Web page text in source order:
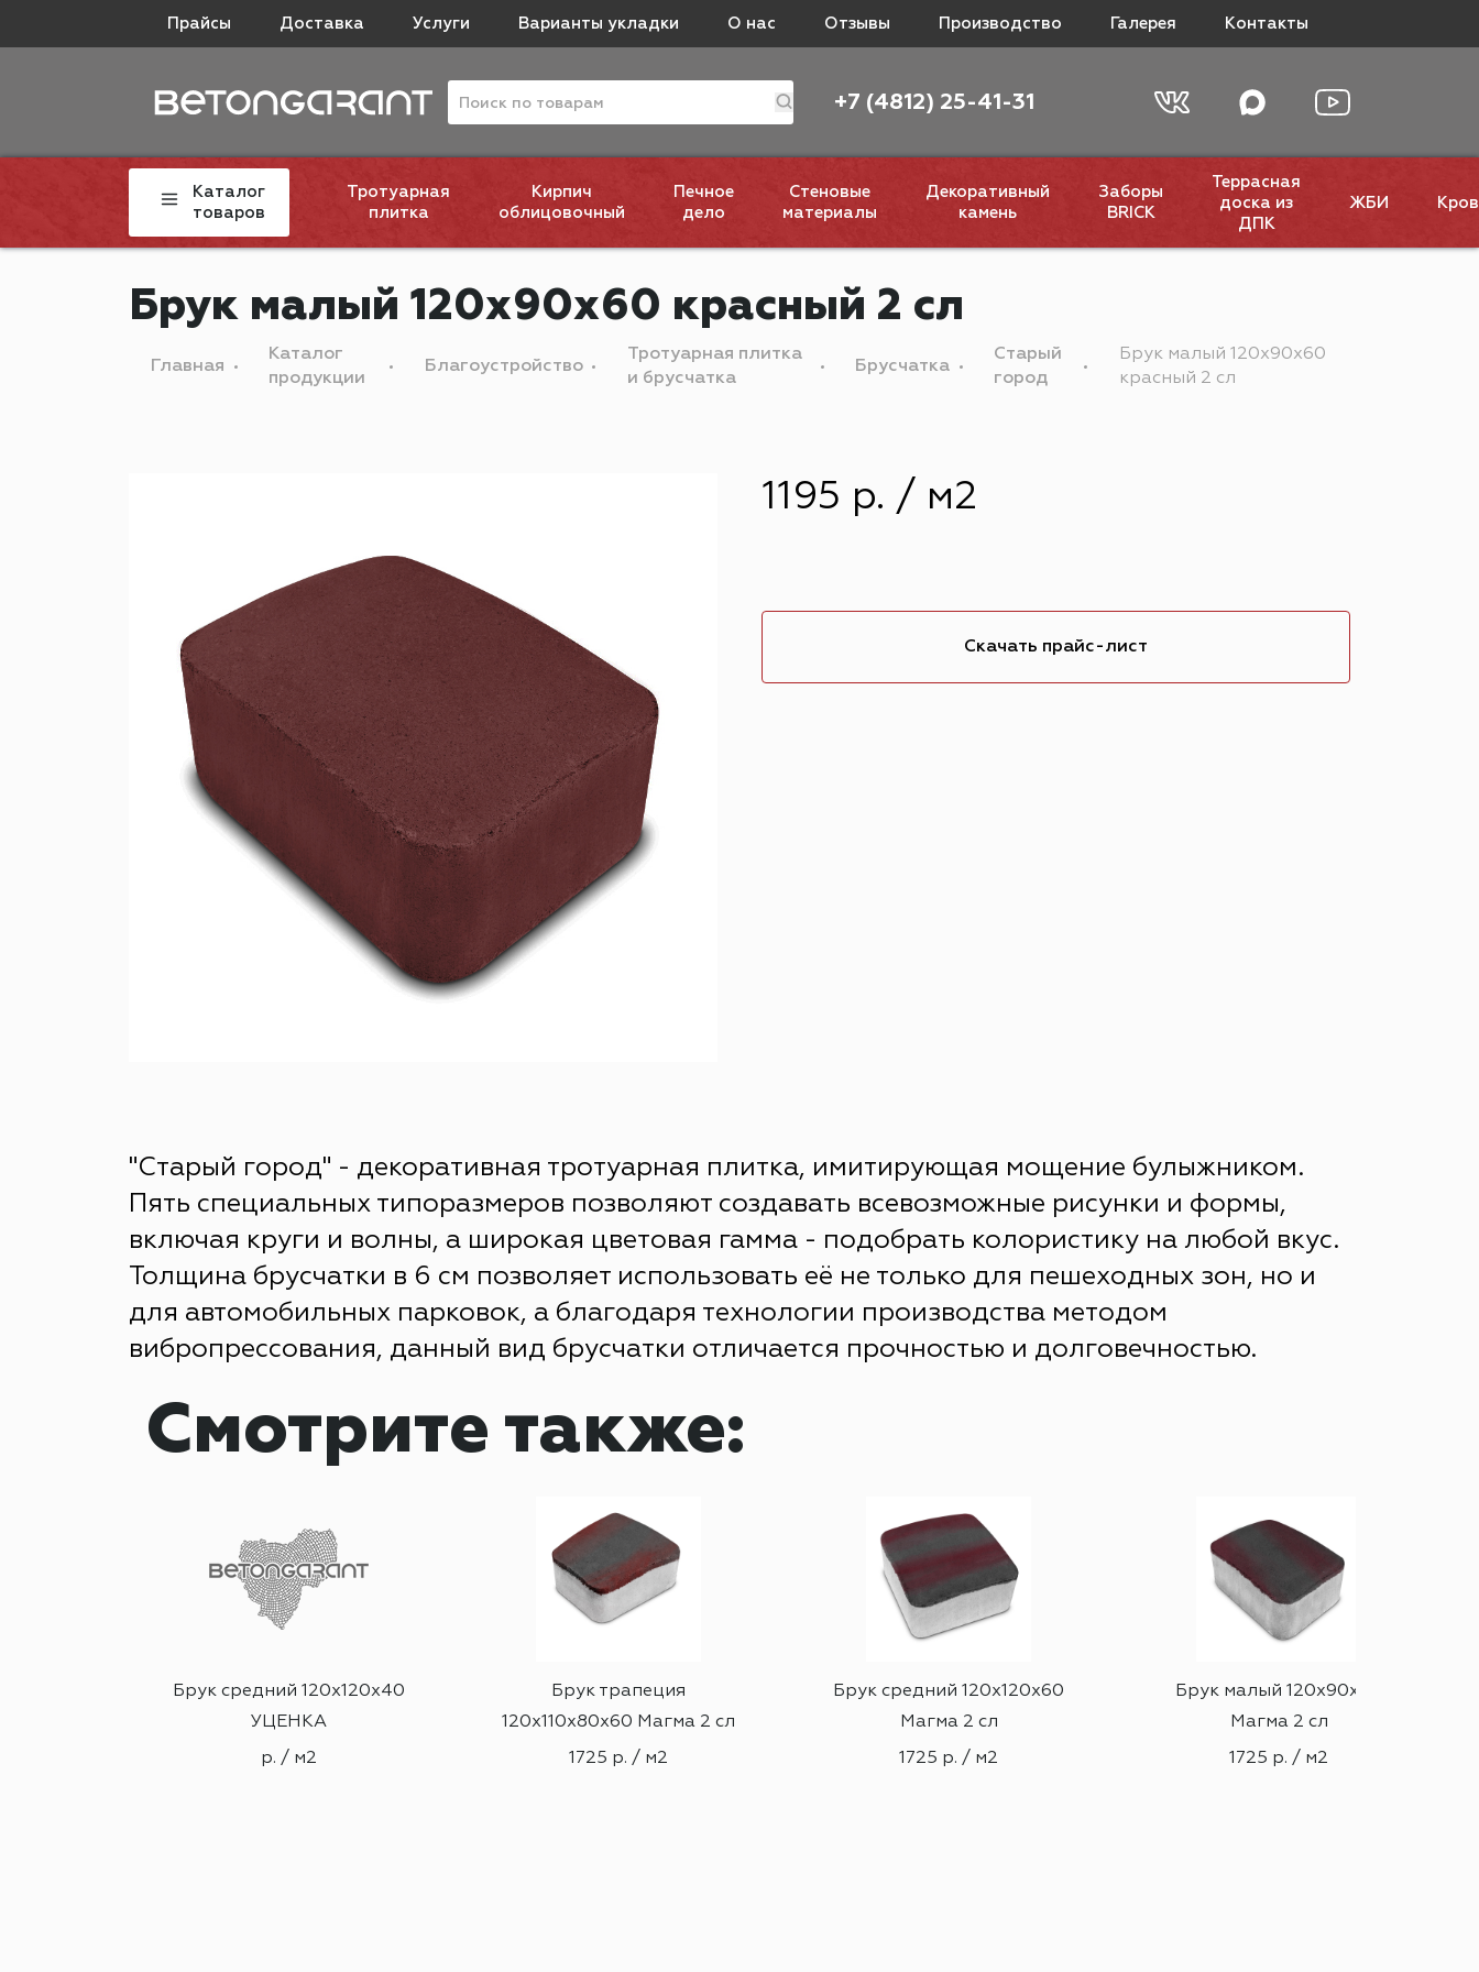
Прайсы Доставка Услуги Варианты укладки О нас Отзывы Производство Галерея Контакты
+7 (4812) 25-41-31
Каталог
товаров
Тротуарная
плитка
Кирпич
облицовочный
Печное
дело
Стеновые
материалы
Декоративный
камень
Заборы
BRICK
Террасная
доска из
ДПК
ЖБИ
Брук малый 120х90х60 красный 2 сл
Главная
Каталог
продукции
Благоустройство
Тротуарная плитка
и брусчатка
Брусчатка
Старый
город
Брук малый 120х90х60
красный 2 сл
1195 р. / м2
Скачать прайс-лист
"Старый город" - декоративная тротуарная плитка, имитирующая мощение булыжником.
Пять специальных типоразмеров позволяют создавать всевозможные рисунки и формы,
включая круги и волны, а широкая цветовая гамма - подобрать колористику на любой вкус.
Толщина брусчатки в 6 см позволяет использовать её не только для пешеходных зон, но и
для автомобильных парковок, а благодаря технологии производства методом
вибропрессования, данный вид брусчатки отличается прочностью и долговечностью.
Смотрите также:
Брук средний 120х120х40
УЦЕНКА
р. / м2
Брук трапеция
120х110х80х60 Магма 2 сл
1725 р. / м2
Брук средний 120х120х60
Магма 2 сл
1725 р. / м2
Брук малый 120х90х60
Магма 2 сл
1725 р. / м2